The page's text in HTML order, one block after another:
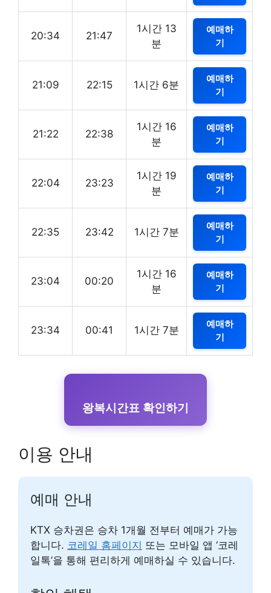
20:34 21:47
1시간 13
분
예매하
기
21:09 22:15 1시간 6분
예매하
기
21:22 22:38
1시간 16
분
예매하
기
22:04 23:23
1시간 19
분
예매하
기
22:35 23:42 1시간 7분
예매하
기
23:04 00:20
1시간 16
분
예매하
기
23:34 00:41 1시간 7분
예매하
기
왕복시간표 확인하기
이용 안내
예매 안내
KTX 승차권은 승차 1개월 전부터 예매가 가능
합니다. 코레일 홈페이지 또는 모바일 앱 ‘코레
일톡’을 통해 편리하게 예매하실 수 있습니다.